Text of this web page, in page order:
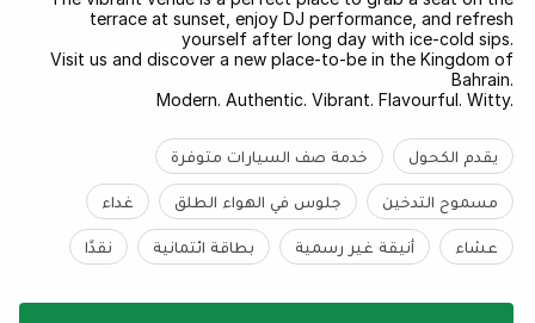
terrace at sunset, enjoy DJ performance, and refresh
yourself after long day with ice-cold sips.
Visit us and discover a new place-to-be in the Kingdom of
Bahrain.
Modern. Authentic. Vibrant. Flavourful. Witty.
يقدم الكحول خدمة صف السيارات متوفرة
مسموح التدخين جلوس في الهواء الطلق غداء
عشاء أنيقة غير رسمية بطاقة ائتمانية نقدًا